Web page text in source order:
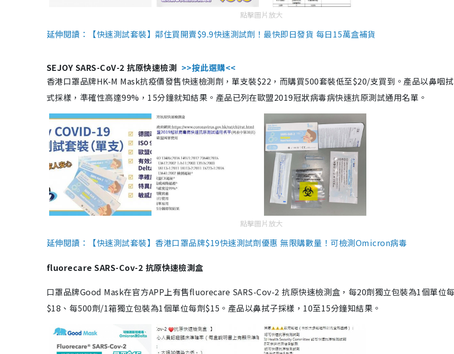
點擊圖片放大
延伸閱讀：【快速測試套裝】鄰住買開賣$9.9快速測試劑！最快即日發貨 每日15萬盒補貨
SEJOY SARS-CoV-2 抗原快速檢測 >>按此選購<<
香港口罩品牌HK-M Mask抗疫價發售快速檢測劑，單支裝$22，而購買500套裝低至$20/支買到。產品以鼻咽
式採樣，準確性高達99%，15分鐘就知結果。產品已列在歐盟2019冠狀病毒病快速抗原測試通用名單。
點擊圖片放大
延伸閱讀：【快速測試套裝】香港口罩品牌$19快速測試劑優惠 無限購數量！可檢測Omicron病毒
fluorecare SARS-Cov-2 抗原快速檢測盒
口罩品牌Good Mask在官方APP上有售fluorecare SARS-Cov-2 抗原快速檢測盒，每20劑獨立包裝為1個單位
$18、每500劑/1箱獨立包裝為1個單位每劑$15。產品以鼻拭子採樣，10至15分鐘知結果。